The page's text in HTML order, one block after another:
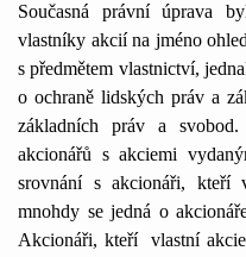
Současná právní úprava
vlastníky akcií na jméno
s předmětem vlastnictví,
o ochraně lidských práv a
základních práv a svobod.
akcionářů s akciemi
srovnání s akcionáři, kteří
mnohdy se jedná o
Akcionáři, kteří vlastní